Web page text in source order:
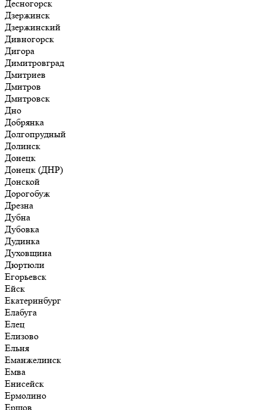
Десногорск
Дзержинск
Дзержинский
Дивногорск
Дигора
Димитровград
Дмитриев
Дмитров
Дмитровск
Дно
Добрянка
Долгопрудный
Долинск
Донецк
Донецк (ДНР)
Донской
Дорогобуж
Дрезна
Дубна
Дубовка
Дудинка
Духовщина
Дюртюли
Егорьевск
Ейск
Екатеринбург
Елабуга
Елец
Елизово
Ельня
Еманжелинск
Емва
Енисейск
Ермолино
Ершов